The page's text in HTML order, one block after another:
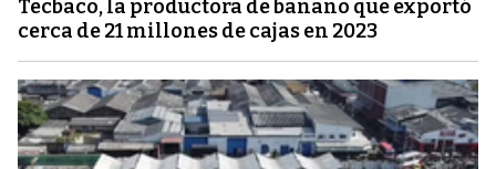
Tecbaco, la productora de banano que exportó
cerca de 21 millones de cajas en 2023